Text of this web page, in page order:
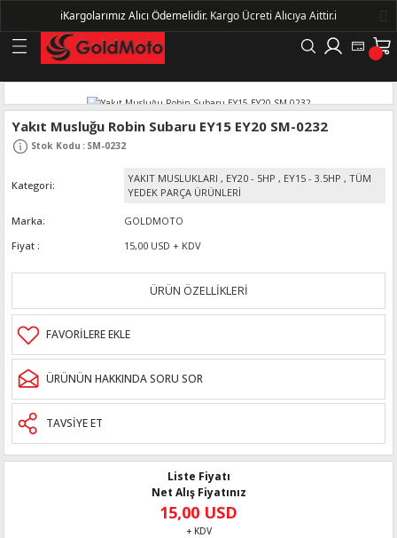
Geri Dön
KASNAKLI ALTERNATÖRLER - 1500
Yakıt Musluğu Robin Subaru EY15 EY20 SM-0232
Stok Kodu : SM-0232
Kategori
YAKIT MUSLUKLARI , EY20 - 5HP , EY15 - 3.5HP , TÜM
YEDEK PARÇA ÜRÜNLERİ
Marka
GOLDMOTO
Fiyat
15,00 USD + KDV
ÜRÜN ÖZELLİKLERİ
ÜRÜNÜN HAKKINDA SORU SOR
TAVSİYE ET
Liste Fiyatı
Net Alış Fiyatınız
15,00 USD
+ KDV
ℹ️Kargolarımız Alıcı Ödemelidir. Kargo Ücreti Alıcıya Aittir.ℹ️